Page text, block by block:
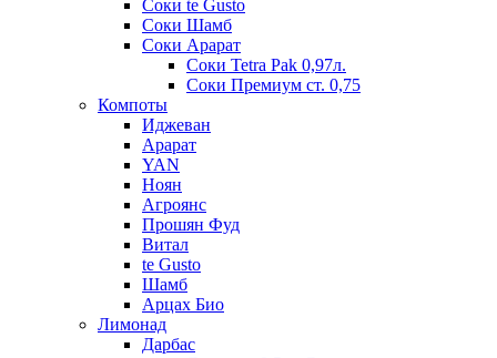
Соки te Gusto
Соки Шамб
Соки Арарат
Соки Tetra Pak 0,97л.
Соки Премиум ст. 0,75
Компоты
Иджеван
Арарат
YAN
Ноян
Агроянс
Прошян Фуд
Витал
te Gusto
Шамб
Арцах Био
Лимонад
Дарбас